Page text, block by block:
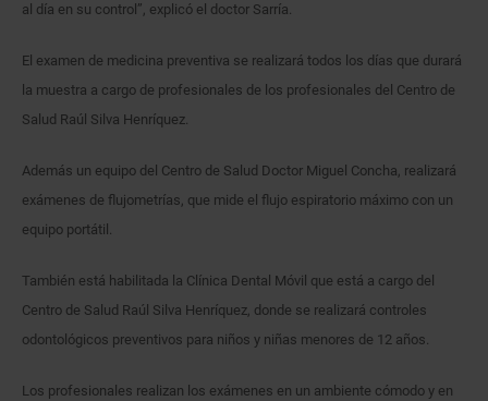
al día en su control”, explicó el doctor Sarría.
El examen de medicina preventiva se realizará todos los días que durará
la muestra a cargo de profesionales de los profesionales del Centro de
Salud Raúl Silva Henríquez.
Además un equipo del Centro de Salud Doctor Miguel Concha, realizará
exámenes de flujometrías, que mide el flujo espiratorio máximo con un
equipo portátil.
También está habilitada la Clínica Dental Móvil que está a cargo del
Centro de Salud Raúl Silva Henríquez, donde se realizará controles
odontológicos preventivos para niños y niñas menores de 12 años.
Los profesionales realizan los exámenes en un ambiente cómodo y en